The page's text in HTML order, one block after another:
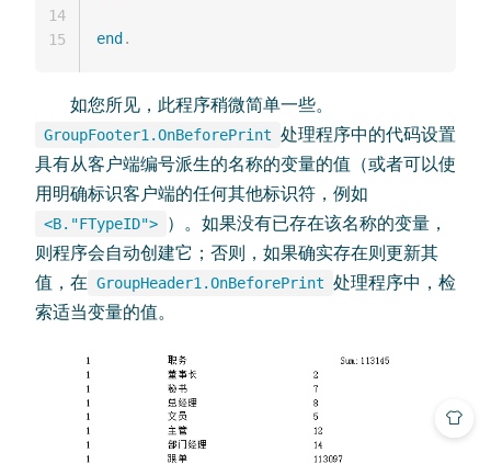
end .
14
15
如您所见，此程序稍微简单一些。
GroupFooter1.OnBeforePrint 处理程序中的代码设置
具有从客户端编号派生的名称的变量的值（或者可以使
用明确标识客户端的任何其他标识符，例如
<B."FTypeID">
）。如果没有已存在该名称的变量，
则程序会自动创建它；否则，如果确实存在则更新其
值，在 GroupHeader1.OnBeforePrint 处理程序中，检
索适当变量的值。